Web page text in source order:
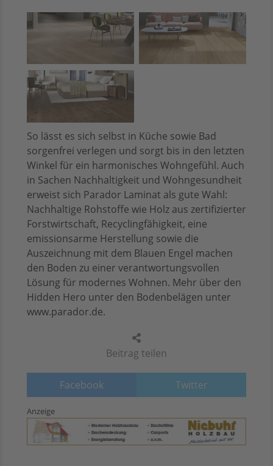
Beitrag teilen
Facebook Twitter
So lässt es sich selbst in Küche sowie Bad
sorgenfrei verlegen und sorgt bis in den letzten
Winkel für ein harmonisches Wohngefühl. Auch
in Sachen Nachhaltigkeit und Wohngesundheit
erweist sich Parador Laminat als gute Wahl:
Nachhaltige Rohstoffe wie Holz aus zertifizierter
Forstwirtschaft, Recyclingfähigkeit, eine
emissionsarme Herstellung sowie die
Auszeichnung mit dem Blauen Engel machen
den Boden zu einer verantwortungsvollen
Lösung für modernes Wohnen. Mehr über den
Hidden Hero unter den Bodenbelägen unter
www.parador.de.
Anzeige